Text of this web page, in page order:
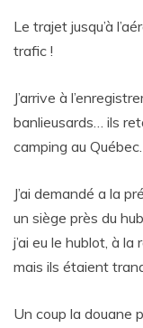
Le trajet jusqu’à
trafic !
J’arrive à
banlieusards… ils
camping au Québec.
J’ai demandé a la
un siège près du
j’ai eu le hublot, à
mais ils étaient
Un coup la douane